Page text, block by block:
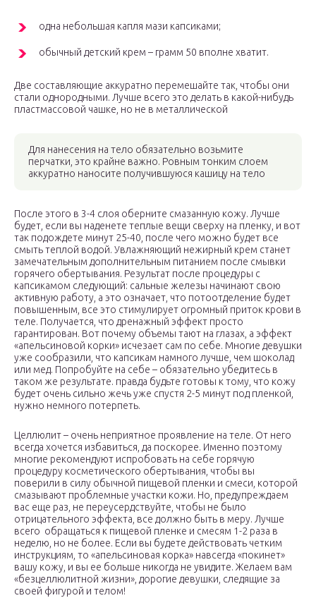
одна небольшая капля мази капсиками;
обычный детский крем – грамм 50 вполне хватит.
Две составляющие аккуратно перемешайте так, чтобы они
стали однородными. Лучше всего это делать в какой-нибудь
пластмассовой чашке, но не в металлической
Для нанесения на тело обязательно возьмите
перчатки, это крайне важно. Ровным тонким слоем
аккуратно наносите получившуюся кашицу на тело
После этого в 3-4 слоя оберните смазанную кожу. Лучше
будет, если вы наденете теплые вещи сверху на пленку, и вот
так подождете минут 25-40, после чего можно будет все
смыть теплой водой. Увлажняющий нежирный крем станет
замечательным дополнительным питанием после смывки
горячего обертывания. Результат после процедуры с
капсикамом следующий: сальные железы начинают свою
активную работу, а это означает, что потоотделение будет
повышенным, все это стимулирует огромный приток крови в
теле. Получается, что дренажный эффект просто
гарантирован. Вот почему объемы тают на глазах, а эффект
«апельсиновой корки» исчезает сам по себе. Многие девушки
уже сообразили, что капсикам намного лучше, чем шоколад
или мед. Попробуйте на себе – обязательно убедитесь в
таком же результате. правда будьте готовы к тому, что кожу
будет очень сильно жечь уже спустя 2-5 минут под пленкой,
нужно немного потерпеть.
Целлюлит – очень неприятное проявление на теле. От него
всегда хочется избавиться, да поскорее. Именно поэтому
многие рекомендуют испробовать на себе горячую
процедуру косметического обертывания, чтобы вы
поверили в силу обычной пищевой пленки и смеси, которой
смазывают проблемные участки кожи. Но, предупреждаем
вас еще раз, не переусердствуйте, чтобы не было
отрицательного эффекта, все должно быть в меру. Лучше
всего обращаться к пищевой пленке и смесям 1-2 раза в
неделю, но не более. Если вы будете действовать четким
инструкциям, то «апельсиновая корка» навсегда «покинет»
вашу кожу, и вы ее больше никогда не увидите. Желаем вам
«безцеллюлитной жизни», дорогие девушки, следящие за
своей фигурой и телом!